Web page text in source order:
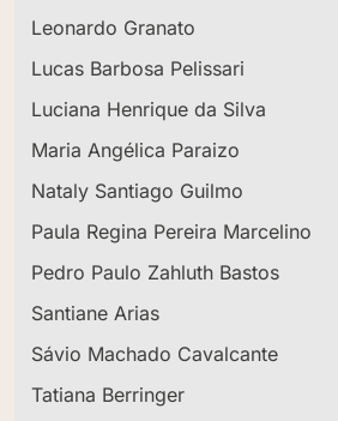
Leonardo Granato
Lucas Barbosa Pelissari
Luciana Henrique da Silva
Maria Angélica Paraizo
Nataly Santiago Guilmo
Paula Regina Pereira Marcelino
Pedro Paulo Zahluth Bastos
Santiane Arias
Sávio Machado Cavalcante
Tatiana Berringer